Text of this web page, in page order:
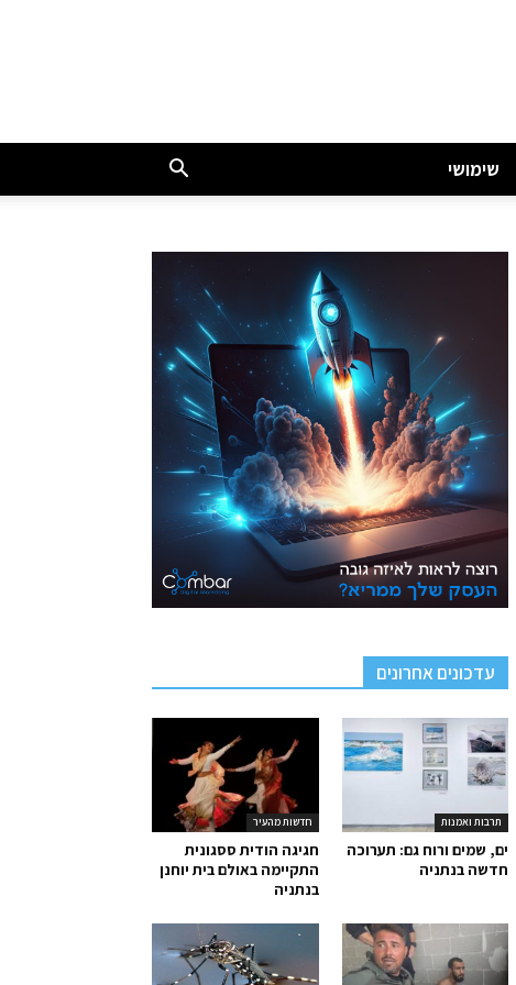
שימושי
עדכונים אחרונים
חדשות מהעיר
חגיגה הודית ססגונית
התקיימה באולם בית יוחנן
בנתניה
תרבות ואמנות
ים, שמים ורוח גם: תערוכה
חדשה בנתניה